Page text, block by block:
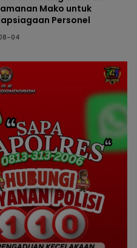
Mako untuk
Personel
04